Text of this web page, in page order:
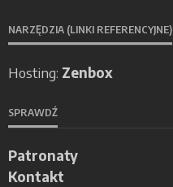
NARZĘDZIA (LINKI REFERENCYJNE)
Hosting: Zenbox
SPRAWDŹ
Patronaty
Kontakt